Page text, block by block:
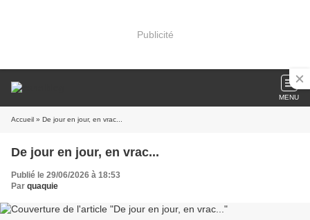
Publicité
MENU
Accueil » De jour en jour, en vrac...
De jour en jour, en vrac...
Publié le 29/06/2026 à 18:53
Par quaquie